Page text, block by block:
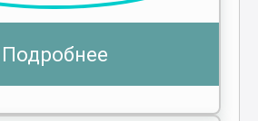
Подробнее